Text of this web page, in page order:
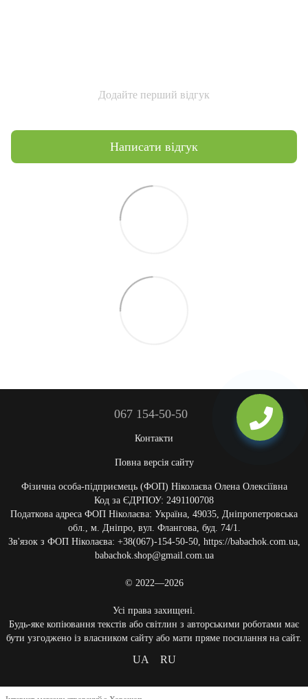
Додайте перший відгук
Написати відгук
067 154-50-50
Контакти
Повна версія сайту
Фізична особа-підприємець (ФОП) Ніколаєва Олена Олексіївна
Код за ЄДРПОУ: 2491100708
Податкова адреса ФОП Ніколаєва: Україна, 49035, Дніпропетровська
обл., м. Дніпро, вул. Флангова, буд. 74/1.
Зв'язок з ФОП Ніколаєва: +38(067)-154-50-50, https://babachok.com.ua,
babachok.shop@gmail.com.ua
© 2022—2026
Усі права захищені.
Будь-яке копіювання текстів або світлин з авторськими роботами має
бути узгоджено із власником сайту або мати пряме посилання на сайт.
UA RU